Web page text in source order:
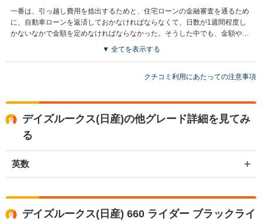
一番は、引っ越し費用を捻出するためと、住宅ローンの金融審査を通るため
に、自動車ローンを返済しておかなければならなくて、日数が1週間程度し
かないなかで金額を定めなければならなかった。そうした中でも、金額や支
▼ 全てを表示する
クチコミ利用にあたっての注意事項
デイズルークス(日産)の他グレード詳細を見てみ
る
英数
デイズルークス(日産) 660 ライダー ブラックライ